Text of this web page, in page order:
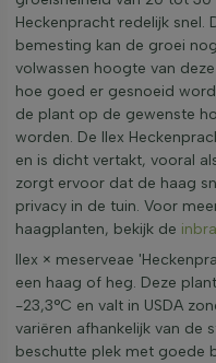
Heckenpracht redelijk snel.
bemesting kan de groei
volwassen hoogte van
hoe goed er gesnoeid
de plant op de gewenste
worden. De Ilex
en is dicht vertakt, vooral
zorgt ervoor dat de haag
privacy in de tuin. Voor
haagplanten, bekijk de
Ilex × meserveae
een haag of heg. Deze
-23,3°C en valt in USDA
variëren afhankelijk van de
beschutte plek met goede